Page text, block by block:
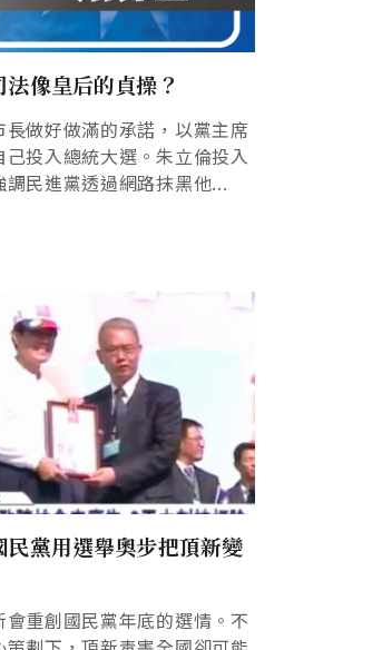
法像皇后的貞操？
做好做滿的承諾，以黨主席
投入總統大選。朱立倫投入
民進黨透過網路抹黑他...
民黨用選舉奧步把頂新變
重創國民黨年底的選情。不